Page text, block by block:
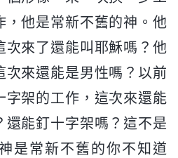
，他是常新不舊的神。他
次來了還能叫耶穌嗎？他
次來還能是男性嗎？以前
字架的工作，這次來還能
還能釘十字架嗎？這不是
是常新不舊的你不知道